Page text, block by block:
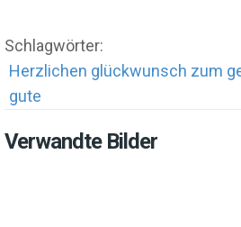
Schlagwörter:
Herzlichen glückwunsch zum
gute
Verwandte Bilder